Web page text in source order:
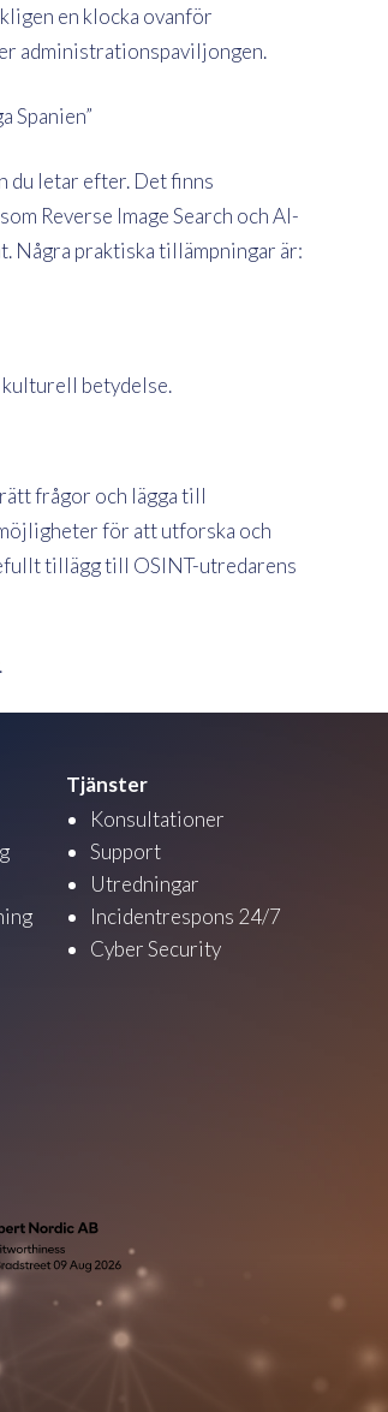
en klocka ovanför
administrationspaviljongen.
Spanien”
du letar efter. Det finns
Reverse Image Search och AI-
Några praktiska tillämpningar är:
betydelse.
frågor och lägga till
för att utforska och
tillägg till OSINT-utredarens
.
Tjänster
Konsultationer
Support
Utredningar
Incidentrespons 24/7
Cyber Security